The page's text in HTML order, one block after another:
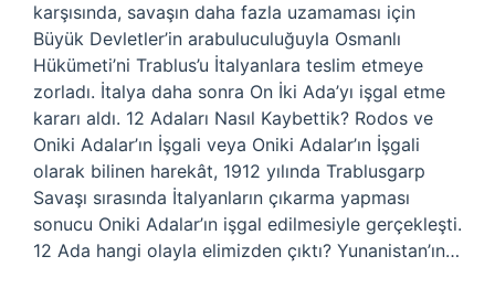
karşısında, savaşın daha fazla uzamaması için
Büyük Devletler’in arabuluculuğuyla Osmanlı
Hükümeti’ni Trablus’u İtalyanlara teslim etmeye
zorladı. İtalya daha sonra On İki Ada’yı işgal etme
kararı aldı. 12 Adaları Nasıl Kaybettik? Rodos ve
Oniki Adalar’ın İşgali veya Oniki Adalar’ın İşgali
olarak bilinen harekât, 1912 yılında Trablusgarp
Savaşı sırasında İtalyanların çıkarma yapması
sonucu Oniki Adalar’ın işgal edilmesiyle gerçekleşti.
12 Ada hangi olayla elimizden çıktı? Yunanistan’ın…